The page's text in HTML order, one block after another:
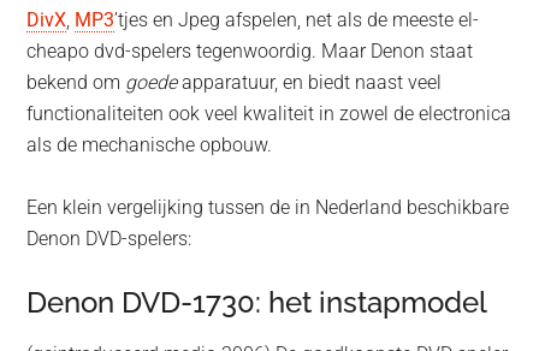
DivX, MP3’tjes en Jpeg afspelen, net als de meeste el-
cheapo dvd-spelers tegenwoordig. Maar Denon staat
bekend om goedeapparatuur, en biedt naast veel
functionaliteiten ook veel kwaliteit in zowel de electronica
als de mechanische opbouw.
Een klein vergelijking tussen de in Nederland beschikbare
Denon DVD-spelers:
Denon DVD-1730: het instapmodel